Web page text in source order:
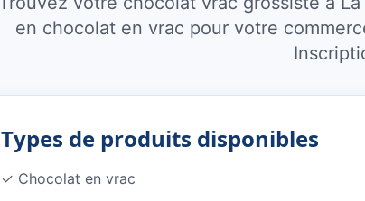
en chocolat en vrac pour votre
Types de produits disponibles
✓ Chocolat en vrac